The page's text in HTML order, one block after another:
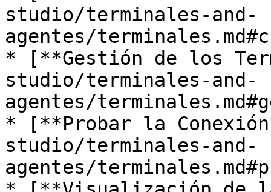
studio/terminales-and-
agentes/
* [**Gestión de los
studio/terminales-and-
agentes/
* [**Probar la
studio/terminales-and-
agentes/